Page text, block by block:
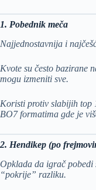
1. Pobednik meča
Najjednostavnija i
Kvote su često bazirane
mogu izmeniti sve.
Koristi protiv slabijih top
BO7 formatima gde je
2. Hendikep (po
Opklada da igrač
“pokrije” razliku.